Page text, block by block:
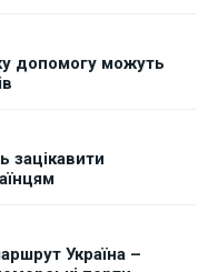
допомогу можуть
зацікавити
Україна –